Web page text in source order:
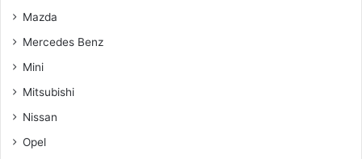
Mazda
Mercedes Benz
Mini
Mitsubishi
Nissan
Opel